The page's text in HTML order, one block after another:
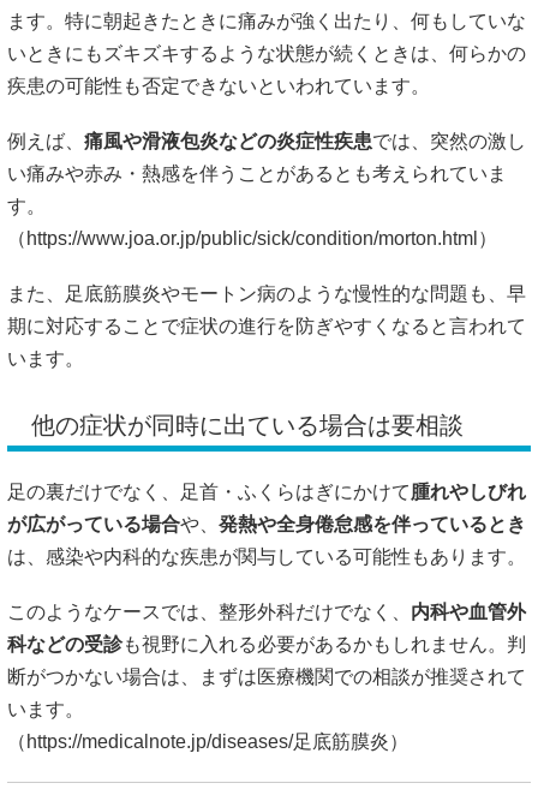
ます。特に朝起きたときに痛みが強く出たり、何もしていな
いときにもズキズキするような状態が続くときは、何らかの
疾患の可能性も否定できないといわれています。
例えば、 痛風や滑液包炎などの炎症性疾患では、突然の激し
い痛みや赤み・熱感を伴うことがあるとも考えられていま
す。
（ https://www.joa.or.jp/public/sick/condition/morton.html）
また、足底筋膜炎やモートン病のような慢性的な問題も、早
期に対応することで症状の進行を防ぎやすくなると言われて
います。
他の症状が同時に出ている場合は要相談
足の裏だけでなく、足首・ふくらはぎにかけて腫れやしびれ
が広がっている場合や、 発熱や全身倦怠感を伴っているとき
は、感染や内科的な疾患が関与している可能性もあります。
このようなケースでは、整形外科だけでなく、 内科や血管外
科などの受診も視野に入れる必要があるかもしれません。判
断がつかない場合は、まずは医療機関での相談が推奨されて
います。
（ https://medicalnote.jp/diseases/足底筋膜炎）